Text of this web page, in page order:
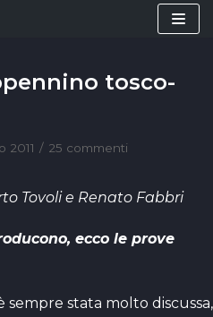
tosco-
2011 25 commenti
Tovoli e Renato Fabbri
ecco le prove
stata molto discussa,